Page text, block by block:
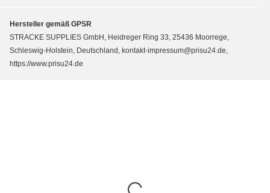
Hersteller gemäß GPSR
STRACKE SUPPLIES GmbH, Heidreger Ring 33, 25436 Moorrege,
Schleswig-Holstein, Deutschland, kontakt-impressum@prisu24.de,
https://www.prisu24.de